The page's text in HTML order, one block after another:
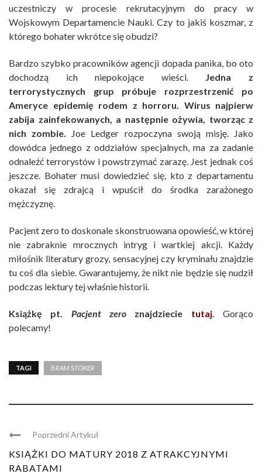
uczestniczy w procesie rekrutacyjnym do pracy w
Wojskowym Departamencie Nauki. Czy to jakiś koszmar, z
którego bohater wkrótce się obudzi?
Bardzo szybko pracowników agencji dopada panika, bo oto
dochodzą ich niepokojące wieści.
Jedna z
terrorystycznych grup próbuje rozprzestrzenić po
Ameryce epidemię rodem z horroru. Wirus najpierw
zabija zainfekowanych, a następnie ożywia, tworząc z
nich zombie.
Joe Ledger rozpoczyna swoją misję. Jako
dowódca jednego z oddziałów specjalnych, ma za zadanie
odnaleźć terrorystów i powstrzymać zarazę. Jest jednak coś
jeszcze. Bohater musi dowiedzieć się, kto z departamentu
okazał się zdrajcą i wpuścił do środka zarażonego
mężczyznę.
Pacjent zero to doskonale skonstruowana opowieść, w której
nie zabraknie mrocznych intryg i wartkiej akcji. Każdy
miłośnik literatury grozy, sensacyjnej czy kryminału znajdzie
tu coś dla siebie. Gwarantujemy, że nikt nie będzie się nudził
podczas lektury tej właśnie historii.
Książkę pt. Pacjent zero znajdziecie tutaj.
Gorąco
polecamy!
TAGI BRAM STOKER
Poprzedni Artykuł
KSIĄŻKI DO MATURY 2018 Z ATRAKCYJNYMI
RABATAMI